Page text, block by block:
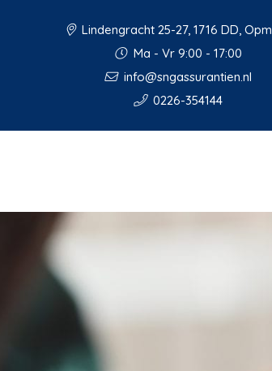
Lindengracht 25-27, 1716 DD,
Ma - Vr 9:00 - 17:00
info@sngassurantien.nl
0226-354144